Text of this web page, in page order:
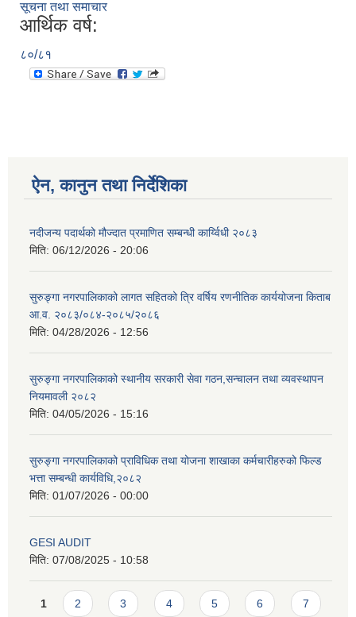
सूचना तथा समाचार
आर्थिक वर्ष:
८०/८१
ऐन, कानुन तथा निर्देशिका
नदीजन्य पदार्थको मौज्दात प्रमाणित सम्बन्धी कार्य्विधी २०८३
मिति: 06/12/2026 - 20:06
सुरुङ्गा नगरपालिकाको लागत सहितको त्रि वर्षिय रणनीतिक कार्ययोजना किताब
आ.व. २०८३/०८४-२०८५/२०८६
मिति: 04/28/2026 - 12:56
सुरुङ्गा नगरपालिकाको स्थानीय सरकारी सेवा गठन,सन्चालन तथा व्यवस्थापन
नियमावली २०८२
मिति: 04/05/2026 - 15:16
सुरुङ्गा नगरपालिकाको प्राविधिक तथा योजना शाखाका कर्मचारीहरुको फिल्ड
भत्ता सम्बन्धी कार्यविधि,२०८२
मिति: 01/07/2026 - 00:00
GESI AUDIT
मिति: 07/08/2025 - 10:58
Pages
1 2 3 4 5 6 7